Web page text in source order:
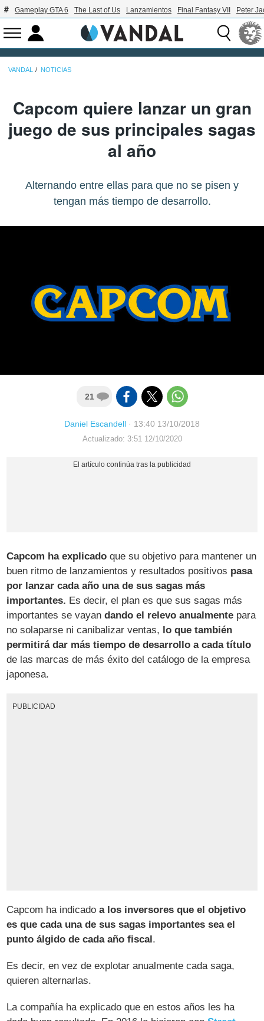
Gameplay GTA 6 The Last of Us Lanzamientos Final Fantasy VII Peter
VANDAL NOTICIAS
Capcom quiere lanzar un gran
juego de sus principales sagas
al año
Alternando entre ellas para que no se pisen y
tengan más tiempo de desarrollo.
21
Daniel Escandell · 13:40 13/10/2018
Actualizado: 3:51 12/10/2020
Capcom ha explicado que su objetivo para mantener un
buen ritmo de lanzamientos y resultados positivos pasa
por lanzar cada año una de sus sagas más
importantes. Es decir, el plan es que sus sagas más
importantes se vayandando el relevo anualmente para
no solaparse ni canibalizar ventas, lo que también
permitirá dar más tiempo de desarrollo a cada título
de las marcas de más éxito del catálogo de la empresa
japonesa.
PUBLICIDAD
Capcom ha indicadoa los inversores que el objetivo
es que cada una de sus sagas importantes sea el
punto álgido de cada año fiscal.
Es decir, en vez de explotar anualmente cada saga,
quieren alternarlas.
La compañía ha explicado que en estos años les ha